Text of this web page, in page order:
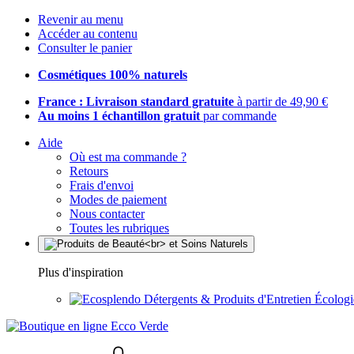
Revenir au menu
Accéder au contenu
Consulter le panier
Cosmétiques 100% naturels
France : Livraison standard gratuite à partir de 49,90 €
Au moins 1 échantillon gratuit par commande
Aide
Où est ma commande ?
Retours
Frais d'envoi
Modes de paiement
Nous contacter
Toutes les rubriques
Plus d'inspiration
Détergents & Produits d'Entretien